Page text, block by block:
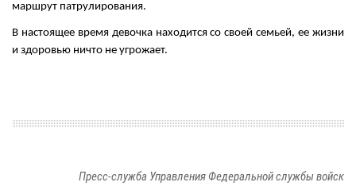
маршрут патрулирования.
В настоящее время девочка находится со своей семьей, ее жизни
и здоровью ничто не угрожает.
Пресс-служба Управления Федеральной службы войск